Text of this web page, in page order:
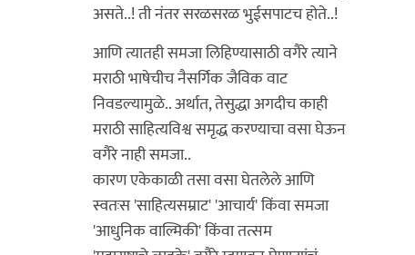
असते..! ती नंतर सरळसरळ भुईसपाटच होते..!
आणि त्यातही समजा लिहिण्यासाठी वगैरे त्याने
मराठी भाषेचीच नैसर्गिक जैविक वाट
निवडल्यामुळे.. अर्थात, तेसुद्धा अगदीच काही
मराठी साहित्यविश्व समृद्ध करण्याचा वसा घेऊन
वगैरे नाही समजा..
कारण एकेकाळी तसा वसा घेतलेले आणि
स्वतःस 'साहित्यसम्राट' 'आचार्य' किंवा समजा
'आधुनिक वाल्मिकी' किंवा तत्सम